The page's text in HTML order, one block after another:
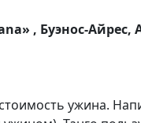
, Буэнос-Айрес,
ужина.